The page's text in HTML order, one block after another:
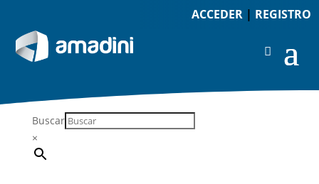
ACCEDER| REGISTRO
Buscar
×